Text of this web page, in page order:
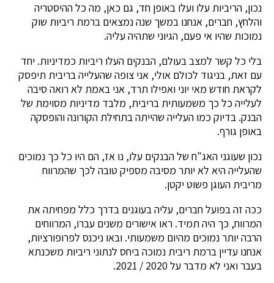
נכון, הריביות עלו ועלו באופן חד, גם כאן, מה כל ההיסטריה
והלחץ, חברים, אנחנו במשך שנה נמצאים ברמת ריביות שוק
נמוכות שהיו אי פעם, הגיוני שתהיה עליה.
בלי כל קשר למצב בעולם, הבנקים העלו ריביות כמדיניות. יחד
עם זאת, בניגוד לכולם אולי, אני צופה שהעלייה בריבית תיפסק
לקראת חודש מאי יוני ואפילו תרד, אני באמת לא רואה סיבה
לעלייה כל כך משמעותית בריבית, מלבד מדיניות מסוימת של
הבנק. בדיוק כמו העלייה שהייתה בתחילת הקורונה והופסקה
באופן גורף.
נכון שעוגני האג"ח של הבנקים עלו, נו אז, הם היו כל כך נמוכים
שהעלייה היא לא יותר מסיבה מספיק טובה לכך שהמרווח
מריבית העוגן פשוט יקטן.
ככה זה בפועל חברים, עליה בעוגנים בדרך כלל מפחיתה את
המרווח, כך היה תמיד. ראו אישורים משנים עברו, המרווחים
הרבה יותר נמוכים מהיום משמעותי. ובאו ניכנס לפרופורציות,
אנחנו עדיין ברמת ריבית נמוכה ביחס לנתוני ריביות משכנתא
בעבר ואני לא מדבר על 2020 / 2021.